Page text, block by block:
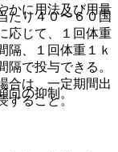
かに用法及び用量
向の抑制。
たり４０〜６０国
応じて、１回体重
隔、１回体重１ｋ
で投与できる。
合は、一定期間出
ること。